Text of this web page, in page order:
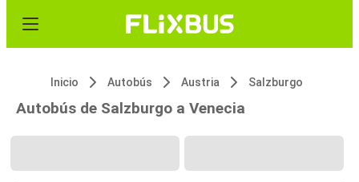
Inicio Autobús Austria Salzburgo
Autobús de Salzburgo a Venecia